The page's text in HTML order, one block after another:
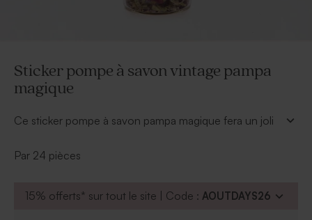
Sticker pompe à savon vintage pampa
magique
Ce sticker pompe à savon pampa magique fera un joli
mariage ces pompes à savon afin qu'elles participent à
de votre choix.
Par 24 pièces
15% offerts* sur tout le site | Code : AOUTDAYS26